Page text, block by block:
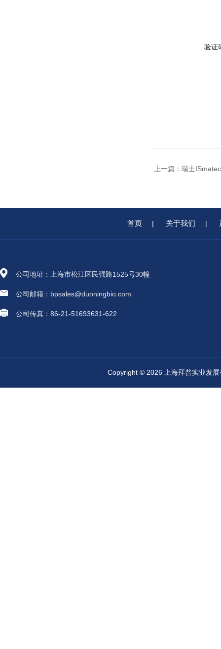
验证
上一篇： 瑞士
首页 | 关于我们 |
公司地址：上海市松江区民强路1525号30幢
公司邮箱：bpsales@duoningbio.com
公司传真：86-21-51693631-622
Copyright © 2026 上海拜普实业发